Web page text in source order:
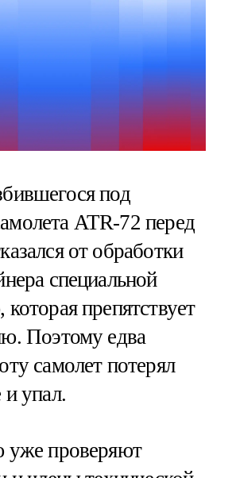
под
ATR-72 перед
от обработки
специальной
препятствует
Поэтому едва
самолет потерял
и упал.
уже проверяют